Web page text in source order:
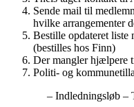
Sende mail til
hvilke arrangementer
Bestille opdateret liste
(bestilles hos Finn)
Der mangler hjælpere
Politi- og
– Indledningsløb –